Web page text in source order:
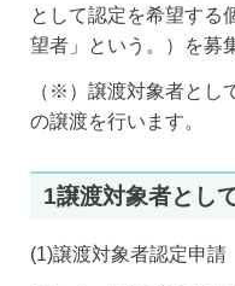
として認定を希望する
望者」という。）を募
（※）譲渡対象者とし
の譲渡を行います。
1譲渡対象者とし
(1)譲渡対象者認定申請